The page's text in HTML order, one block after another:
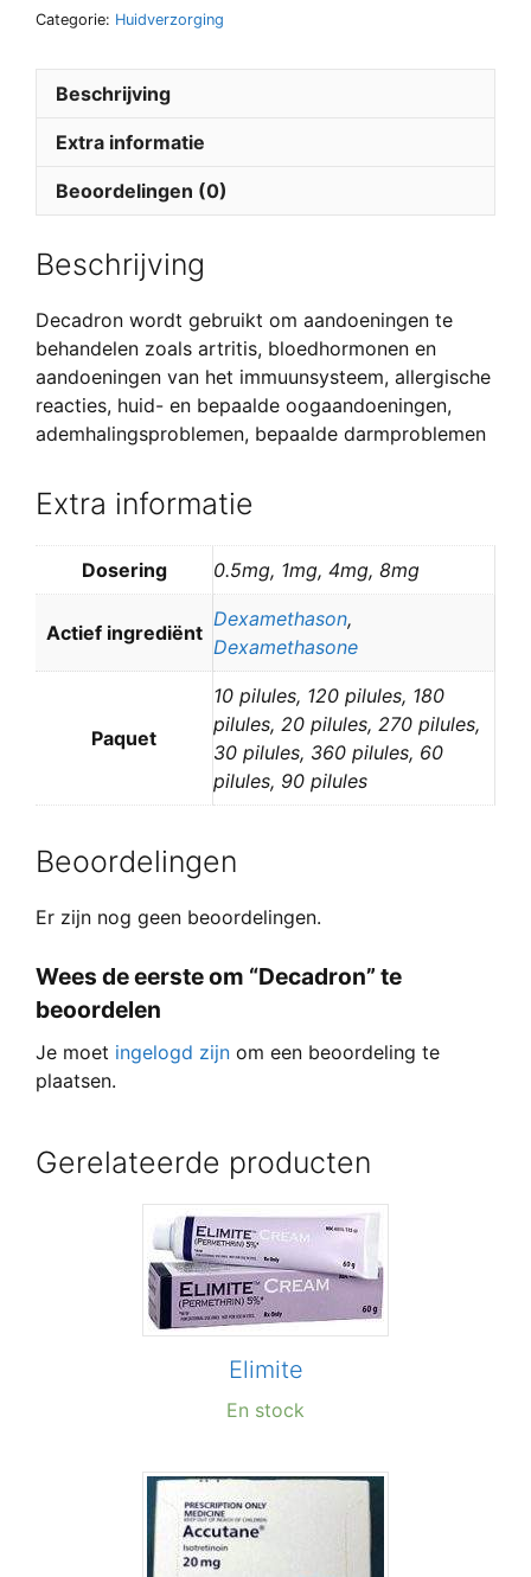
Categorie: Huidverzorging
Beschrijving
Extra informatie
Beoordelingen (0)
Beschrijving
Decadron wordt gebruikt om aandoeningen te
behandelen zoals artritis, bloedhormonen en
aandoeningen van het immuunsysteem, allergische
reacties, huid- en bepaalde oogaandoeningen,
ademhalingsproblemen, bepaalde darmproblemen
Extra informatie
Dosering 0.5mg, 1mg, 4mg, 8mg
Actief ingrediënt
Dexamethason,
Dexamethasone
Paquet
10 pilules, 120 pilules, 180
pilules, 20 pilules, 270 pilules,
30 pilules, 360 pilules, 60
pilules, 90 pilules
Beoordelingen
Er zijn nog geen beoordelingen.
Wees de eerste om “Decadron” te
beoordelen
Je moet ingelogd zijn om een beoordeling te
plaatsen.
Gerelateerde producten
Elimite
En stock